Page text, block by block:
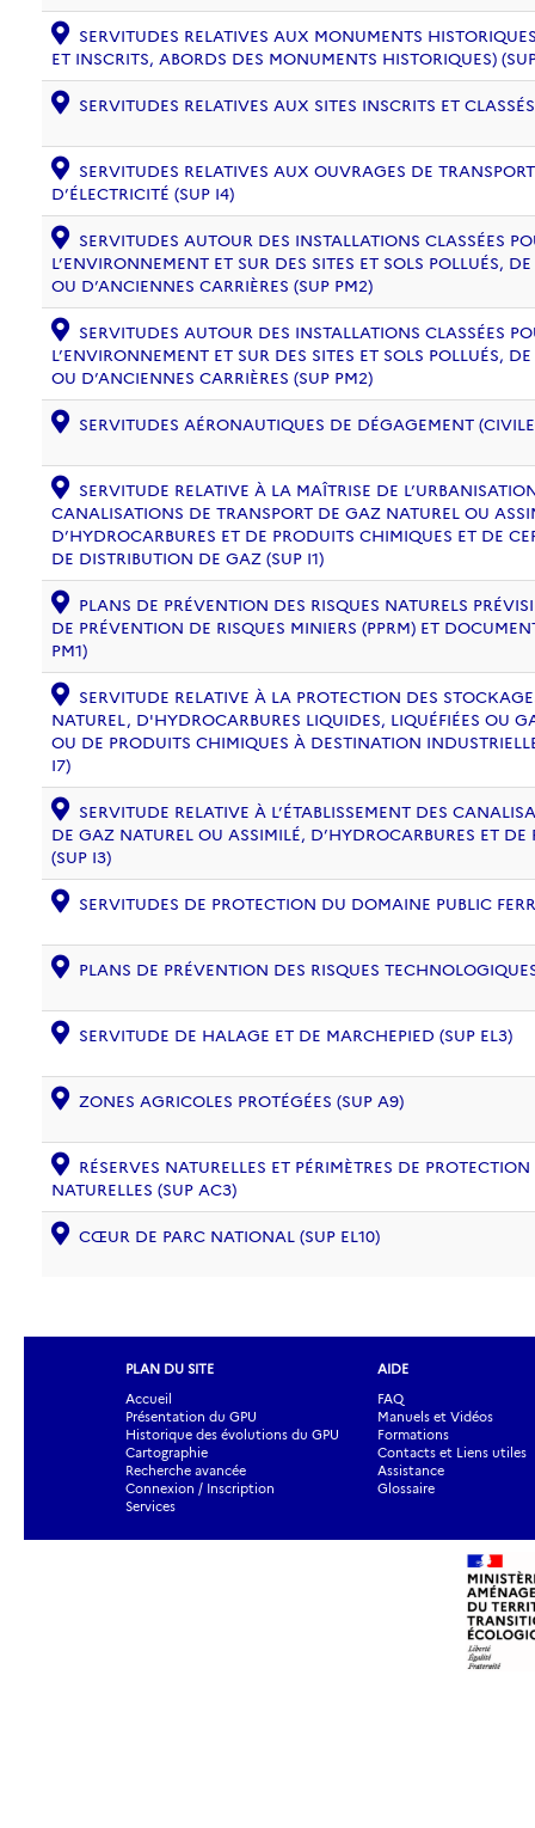
SERVITUDES RELATIVES AUX MONUMENTS
ET INSCRITS, ABORDS DES MONUMENTS HISTORIQUES)
SERVITUDES RELATIVES AUX SITES INSCRITS ET
SERVITUDES RELATIVES AUX OUVRAGES DE
D’ÉLECTRICITÉ (SUP I4)
SERVITUDES AUTOUR DES INSTALLATIONS CLASSÉES
L’ENVIRONNEMENT ET SUR DES SITES ET SOLS POLLUÉS,
OU D’ANCIENNES CARRIÈRES (SUP PM2)
SERVITUDES AUTOUR DES INSTALLATIONS CLASSÉES
L’ENVIRONNEMENT ET SUR DES SITES ET SOLS POLLUÉS,
OU D’ANCIENNES CARRIÈRES (SUP PM2)
SERVITUDES AÉRONAUTIQUES DE DÉGAGEMENT
SERVITUDE RELATIVE À LA MAÎTRISE DE
CANALISATIONS DE TRANSPORT DE GAZ NATUREL OU
D’HYDROCARBURES ET DE PRODUITS CHIMIQUES ET DE
DE DISTRIBUTION DE GAZ (SUP I1)
PLANS DE PRÉVENTION DES RISQUES NATURELS
DE PRÉVENTION DE RISQUES MINIERS (PPRM) ET
PM1)
SERVITUDE RELATIVE À LA PROTECTION DES
NATUREL, D'HYDROCARBURES LIQUIDES, LIQUÉFIÉES OU
OU DE PRODUITS CHIMIQUES À DESTINATION
I7)
SERVITUDE RELATIVE À L’ÉTABLISSEMENT DES
DE GAZ NATUREL OU ASSIMILÉ, D’HYDROCARBURES ET
(SUP I3)
SERVITUDES DE PROTECTION DU DOMAINE PUBLIC
PLANS DE PRÉVENTION DES RISQUES
SERVITUDE DE HALAGE ET DE MARCHEPIED (SUP EL3)
ZONES AGRICOLES PROTÉGÉES (SUP A9)
RÉSERVES NATURELLES ET PÉRIMÈTRES DE
NATURELLES (SUP AC3)
CŒUR DE PARC NATIONAL (SUP EL10)
PLAN DU SITE
Accueil
Présentation du GPU
Historique des évolutions du GPU
Cartographie
Recherche avancée
Connexion / Inscription
Services
AIDE
FAQ
Manuels et Vidéos
Formations
Contacts et Liens utiles
Assistance
Glossaire